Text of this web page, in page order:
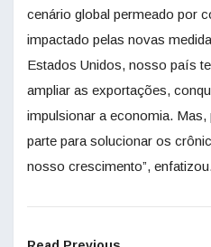
cenário global permeado por
impactado pelas novas
Estados Unidos, nosso país
ampliar as exportações,
impulsionar a economia.
parte para solucionar os
nosso crescimento”, enfatizou.